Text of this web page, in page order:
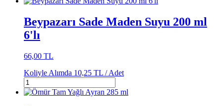
Beypazarı Sade Maden Suyu 200 ml
6'lı
66,00 TL
Koliyle Alımda 10,25 TL /Adet